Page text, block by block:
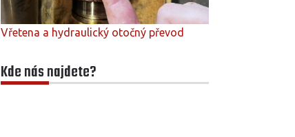
Vřetena a hydraulický otočný převod
Kde nás najdete?